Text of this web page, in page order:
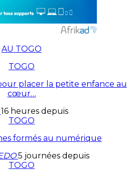
AU TOGO
TOGO
placer la petite enfance au
cœur…
16 heures depuis
TOGO
formés au numérique
5 journées depuis
TOGO